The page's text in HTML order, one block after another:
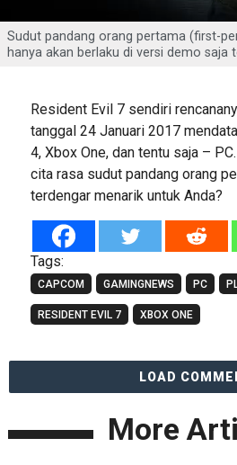
Sudut pandang orang pertama (first-
hanya akan berlaku di versi demo saja
Resident Evil 7 sendiri
tanggal 24 Januari 2017
4, Xbox One, dan tentu saja –
cita rasa sudut pandang orang
terdengar menarik untuk Anda?
Tags:
CAPCOM GAMINGNEWS PC
RESIDENT EVIL 7 XBOX ONE
LOAD
More